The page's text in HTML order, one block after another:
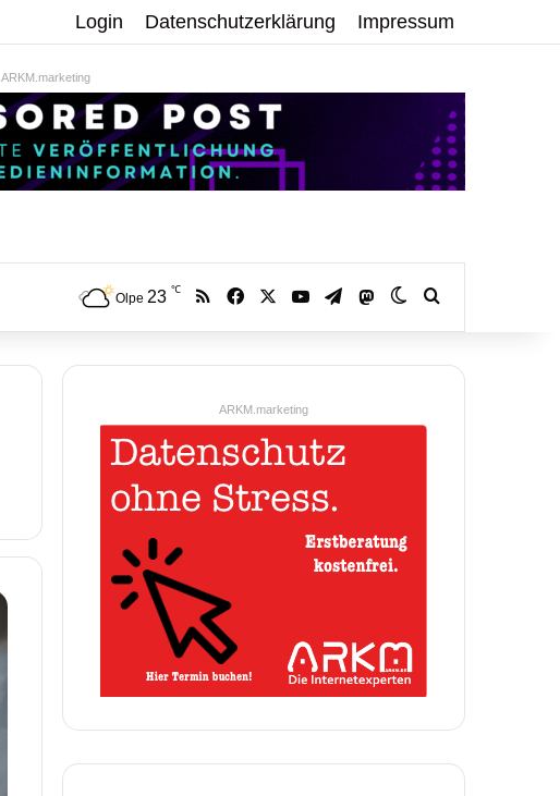
Login Datenschutzerklärung Impressum
ARKM.marketing
Olpe 23 ℃ RSS Facebook YouTubeTelegramMastodonSkin umschalten
ARKM.marketing